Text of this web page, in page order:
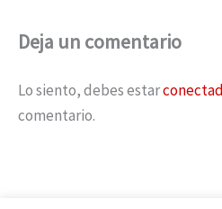
Deja un comentario
Lo siento, debes estar
comentario.